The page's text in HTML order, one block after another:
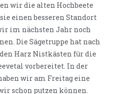
wir die alten Hochbeete
einen besseren Standort
im nächsten Jahr noch
Die Sägetruppe hat nach
Harz Nistkästen für die
vorbereitet. In der
wir am Freitag eine
schon putzen können.